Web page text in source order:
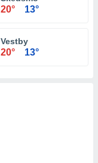
20° 13°
Vestby
20° 13°